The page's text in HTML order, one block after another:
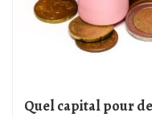
Quel capital pour